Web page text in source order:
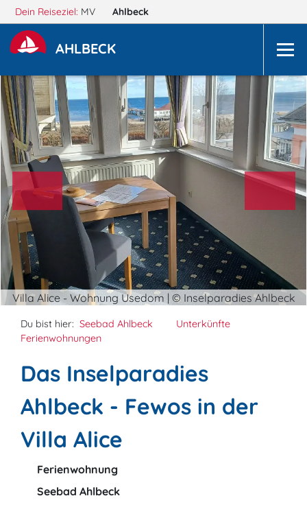
Dein Reiseziel: MV Ahlbeck
AHLBECK
Villa Alice - Wohnung Usedom | © Inselparadies Ahlbeck
Du bist hier: Seebad Ahlbeck
Unterkünfte
Ferienwohnungen
Das Inselparadies
Ahlbeck - Fewos in der
Villa Alice
Ferienwohnung
Seebad Ahlbeck